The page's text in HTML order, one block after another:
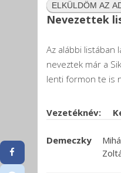
Nevezettek
Az alábbi listában
neveztek már a
lenti formon te is
Vezetéknév:
Demeczky